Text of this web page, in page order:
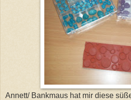
Annett/ Bankmaus hat mir diese